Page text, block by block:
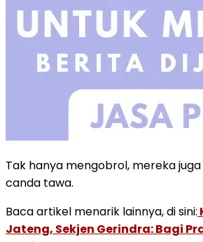
Tak hanya mengobrol, mereka
canda tawa.
Baca artikel menarik lainnya, di sini:
Jateng, Sekjen Gerindra: Bagi